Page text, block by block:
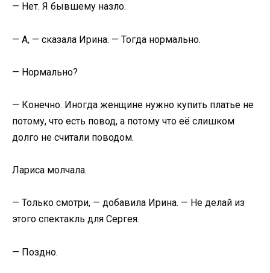
— Нет. Я бывшему назло.
— А, — сказала Ирина. — Тогда нормально.
— Нормально?
— Конечно. Иногда женщине нужно купить платье не
потому, что есть повод, а потому что её слишком
долго не считали поводом.
Лариса молчала.
— Только смотри, — добавила Ирина. — Не делай из
этого спектакль для Сергея.
— Поздно.